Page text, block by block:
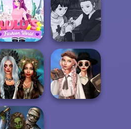
Lulus Fashion
World
Manga Creator
Vampire Hunter
P...